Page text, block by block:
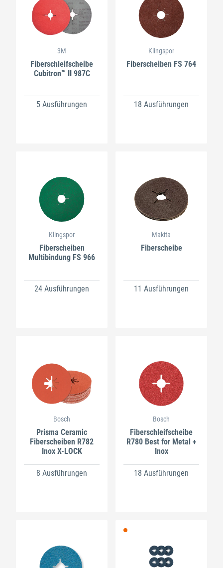
3M
Fiberschleifscheibe
Cubitron™ II 987C
5 Ausführungen
Klingspor
Fiberscheiben FS 764
18 Ausführungen
Klingspor
Fiberscheiben
Multibindung FS 966
24 Ausführungen
Makita
Fiberscheibe
11 Ausführungen
Bosch
Prisma Ceramic
Fiberscheiben R782
Inox X-LOCK
8 Ausführungen
Bosch
Fiberschleifscheibe
R780 Best for Metal +
Inox
18 Ausführungen